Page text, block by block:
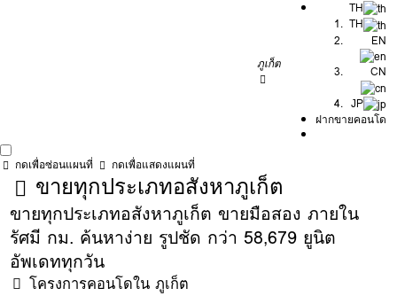
ภูเก็ต
TH
TH
EN
CN
JP
ฝากขายคอนโด
กดเพื่อซ่อนแผนที่ กดเพื่อแสดงแผนที่
ขายทุกประเภทอสังหาภูเก็ต
ขายทุกประเภทอสังหาภูเก็ต ขายมือสอง ภายใน
รัศมี กม. ค้นหาง่าย รูปชัด กว่า 58,679 ยูนิต
อัพเดททุกวัน
โครงการคอนโดใน ภูเก็ต